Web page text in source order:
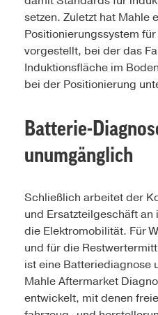
setzen. Zuletzt hat Mahle
Positionierungssystem
vorgestellt, bei der das
Induktionsfläche im
bei der Positionierung
Batterie-
unumgänglich
Schließlich arbeitet der
und Ersatzteilgeschäft
die Elektromobilität. Für
und für die
ist eine Batteriediagnose
Mahle Aftermarket
entwickelt, mit denen